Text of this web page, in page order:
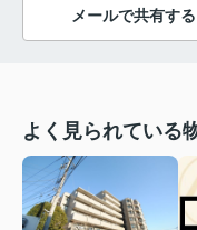
メールで共有する
よく見られている